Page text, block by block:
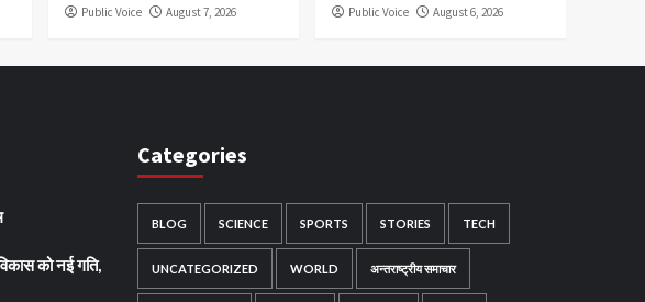
Public Voice August 7, 2026 Public Voice August 6, 2026
को नई गति,
Categories
BLOG SCIENCE SPORTS STORIES TECH
UNCATEGORIZED WORLD अन्तराष्ट्रीय समाचार